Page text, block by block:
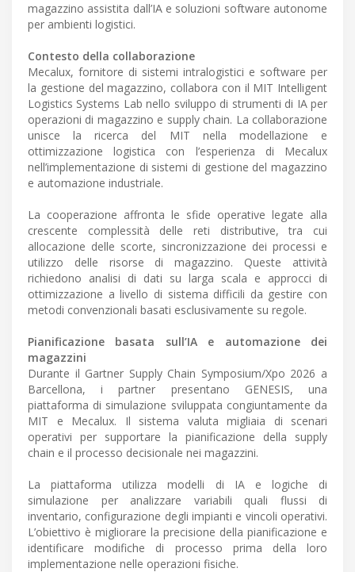
magazzino assistita dall’IA e soluzioni software autonome
per ambienti logistici.
Contesto della collaborazione
Mecalux, fornitore di sistemi intralogistici e software per
la gestione del magazzino, collabora con il MIT Intelligent
Logistics Systems Lab nello sviluppo di strumenti di IA per
operazioni di magazzino e supply chain. La collaborazione
unisce la ricerca del MIT nella modellazione e
ottimizzazione logistica con l’esperienza di Mecalux
nell’implementazione di sistemi di gestione del magazzino
e automazione industriale.
La cooperazione affronta le sfide operative legate alla
crescente complessità delle reti distributive, tra cui
allocazione delle scorte, sincronizzazione dei processi e
utilizzo delle risorse di magazzino. Queste attività
richiedono analisi di dati su larga scala e approcci di
ottimizzazione a livello di sistema difficili da gestire con
metodi convenzionali basati esclusivamente su regole.
Pianificazione basata sull’IA e automazione dei
magazzini
Durante il Gartner Supply Chain Symposium/Xpo 2026 a
Barcellona, i partner presentano GENESIS, una
piattaforma di simulazione sviluppata congiuntamente da
MIT e Mecalux. Il sistema valuta migliaia di scenari
operativi per supportare la pianificazione della supply
chain e il processo decisionale nei magazzini.
La piattaforma utilizza modelli di IA e logiche di
simulazione per analizzare variabili quali flussi di
inventario, configurazione degli impianti e vincoli operativi.
L’obiettivo è migliorare la precisione della pianificazione e
identificare modifiche di processo prima della loro
implementazione nelle operazioni fisiche.